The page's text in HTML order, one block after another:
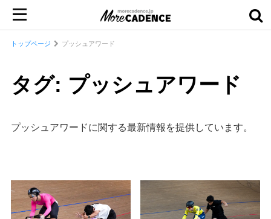
トップページ プッシュアワード
タグ: プッシュアワード
プッシュアワードに関する最新情報を提供しています。